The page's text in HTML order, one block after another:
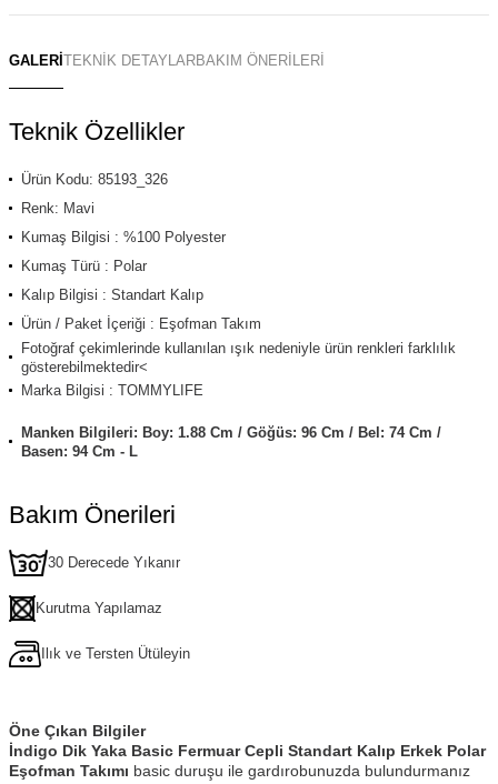
GALERİ TEKNİK DETAYLARBAKIM ÖNERİLERİ
Teknik Özellikler
Ürün Kodu: 85193_326
Renk: Mavi
Kumaş Bilgisi : %100 Polyester
Kumaş Türü : Polar
Kalıp Bilgisi : Standart Kalıp
Ürün / Paket İçeriği : Eşofman Takım
Fotoğraf çekimlerinde kullanılan ışık nedeniyle ürün renkleri farklılık
gösterebilmektedir<
Marka Bilgisi : TOMMYLIFE
Manken Bilgileri: Boy: 1.88 Cm / Göğüs: 96 Cm / Bel: 74 Cm /
Basen: 94 Cm - L
Bakım Önerileri
30 Derecede Yıkanır
Kurutma Yapılamaz
Ilık ve Tersten Ütüleyin
Öne Çıkan Bilgiler
İndigo Dik Yaka Basic Fermuar Cepli Standart Kalıp Erkek Polar
Eşofman Takımı basic duruşu ile gardırobunuzda bulundurmanız